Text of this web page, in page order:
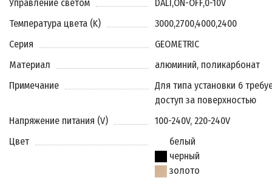
Управление светом DALI ,ON-OFF,0-10V
Температура цвета (K)
3000,2700,4000,2400
Серия
GEOMETRIC
Материал
алюминий, поликарбонат
Примечание
Для типа установки 6
доступ за поверхностью
Напряжение питания (V)
100-240V, 220-240V
Цвет
белый
черный
золото